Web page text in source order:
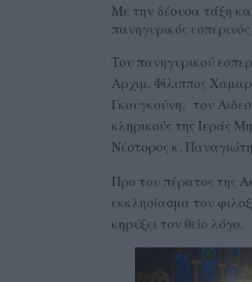
Με την δέουσα τάξη
πανηγυρικός
Του πανηγυρικού
Αρχιμ. Φίλιππος
Γκουγκούνη, τον
κληρικούς της Ιεράς
Νέστορος κ.
Προ του πέρατος της
εκκλησίασμα τον
κηρύξει τον θείο λόγο.